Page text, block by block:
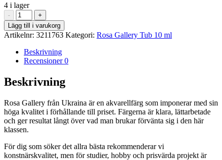
4 i lager
-
Maroon
Brown
(763)
-
Rosa
Gallery
Tub
10
ml
+
Lägg till i varukorg
Artikelnr: 3211763 Kategori: Rosa Gallery Tub 10 ml
Beskrivning
Recensioner0
Beskrivning
Rosa Gallery från Ukraina är en akvarellfärg som imponerar med sin
höga kvalitet i förhållande till priset. Färgerna är klara, lättarbetade
och ger resultat långt över vad man brukar förvänta sig i den här
klassen.
För dig som söker det allra bästa rekommenderar vi
konstnärskvalitet, men för studier, hobby och prisvärda projekt är